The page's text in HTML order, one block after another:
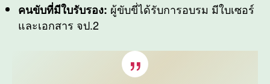
คนขับที่มีใบรับรอง: ผู้ขับขี่ได้รับการอบรม มีใบเซอร์
และเอกสาร จป.2